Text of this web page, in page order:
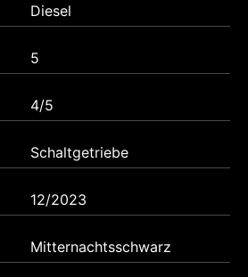
Diesel
5
4/5
Schaltgetriebe
12/2023
Mitternachtsschwarz